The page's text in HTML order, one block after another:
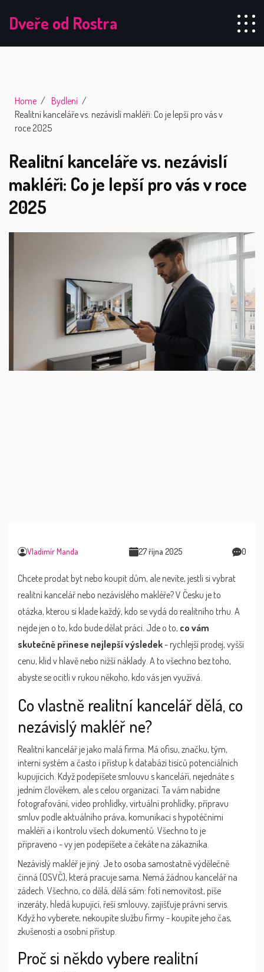
Dveře od Rostra
Home
Bydlení
Realitní kanceláře vs. nezávislí makléři: Co je lepší pro vás v
roce 2025
Realitní kanceláře vs. nezávislí
makléři: Co je lepší pro vás v roce
2025
Vladimír Manda 27 října 2025 0
Chcete prodat byt nebo koupit dům, ale nevíte, jestli si vybrat
realitní kancelář nebo nezávislého makléře? V Česku je to
otázka, kterou si klade každý, kdo se vydá do realitního trhu. A
nejde jen o to, kdo bude dělat práci. Jde o to, co vám
skutečně přinese nejlepší výsledek- rychlejší prodej, vyšší
cenu, klid v hlavě nebo nižší náklady. A to všechno bez toho,
abyste se ocitli v rukou někoho, kdo vás jen využívá.
Co vlastně realitní kancelář dělá, co
nezávislý makléř ne?
Realitní kancelář je jako malá firma. Má ofisu, značku, tým,
interní systém a často i přístup k databázi tisíců potenciálních
kupujících. Když podepíšete smlouvu s kanceláří, nejednáte s
jedním člověkem, ale s celou organizací. Ta vám nabídne
fotografování, video prohlídky, virtuální prohlídky, přípravu
smluv podle aktuálního práva, komunikaci s hypotéčními
makléři a i kontrolu všech dokumentů. Všechno to je
připraveno - vy jen podepíšete a čekáte na zákazníka.
Nezávislý makléř je jiný. Je to osoba samostatně výdělečně
činná (OSVČ), která pracuje sama. Nemá žádnou kancelář na
zádech. Všechno, co dělá, dělá sám: fotí nemovitost, píše
inzeráty, hledá kupující, řeší smlouvy, zajišťuje právní servis.
Když ho vyberete, nekoupíte službu firmy - koupíte jeho čas,
zkušenosti a osobní přístup.
Proč si někdo vybere realitní